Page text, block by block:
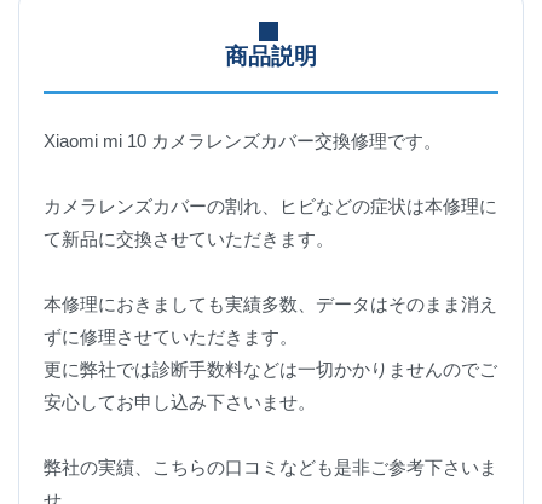
商品説明
Xiaomi mi 10 カメラレンズカバー交換修理です。
カメラレンズカバーの割れ、ヒビなどの症状は本修理に
て新品に交換させていただきます。
本修理におきましても実績多数、データはそのまま消え
ずに修理させていただきます。
更に弊社では診断手数料などは一切かかりませんのでご
安心してお申し込み下さいませ。
弊社の実績、こちらの口コミなども是非ご参考下さいま
せ。